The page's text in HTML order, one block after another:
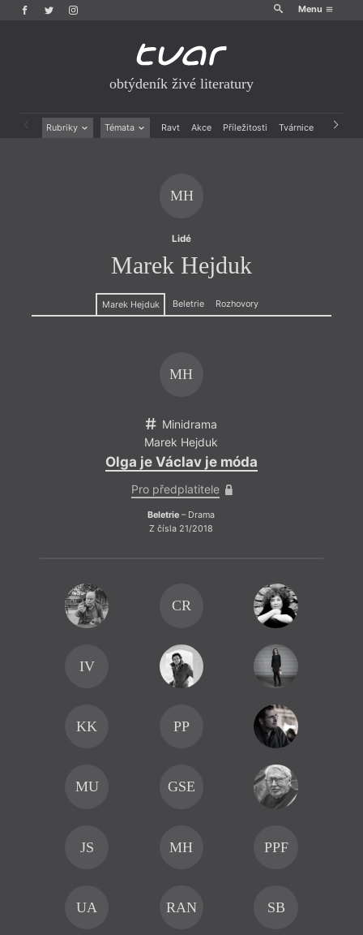
Menu
obtýdeník živé literatury
Rubriky Témata Ravt Akce Příležitosti Tvárnice Archiv
MH
Lidé
Marek Hejduk
Marek Hejduk Beletrie Rozhovory
MH
Minidrama
Marek Hejduk
Olga je Václav je móda
Pro předplatitele
Beletrie – Drama
Z čísla 21/2018
CR
IV
KK PP
MU GSE
JS MH PPF
UA RAN SB